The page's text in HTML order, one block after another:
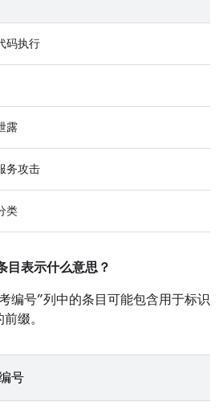
码执行
露
务攻击
类
目表示什么意思？
编号”列中的条目可能包含用于标识
缀。
号